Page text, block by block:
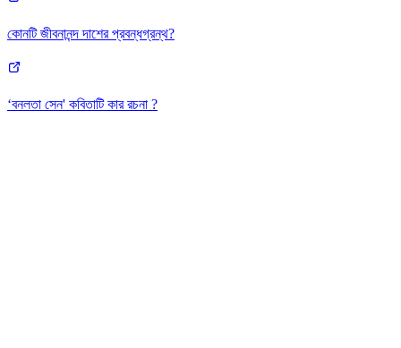
কোনটি জীবনানন্দ দাশের প্রবন্ধগ্রন্থ?
‘বনলতা সেন' কবিতাটি কার রচনা ?